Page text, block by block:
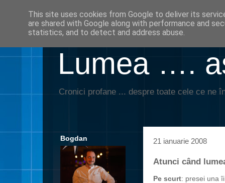
Lumea ….
Cronici profane ... despre toate cele ce ne
21 ianuarie 2008
Atunci când
Pe scurt: presei una
Bogdan
This site uses cookies from Google to deliver its
are shared with Google along with performance and
statistics, and to detect and address abuse.